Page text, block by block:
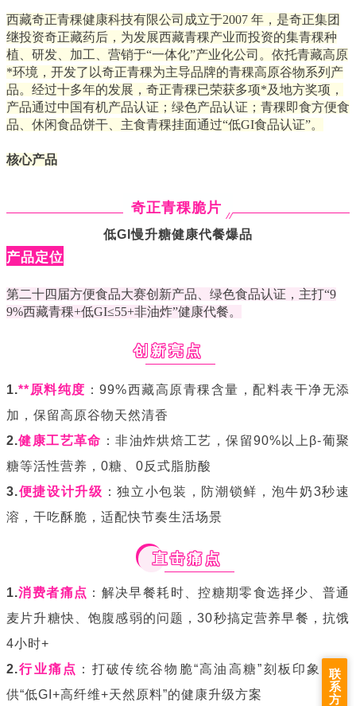
西藏奇正青稞健康科技有限公司成立于2007 年，是奇正集团
继投资奇正藏药后，为发展西藏青稞产业而投资的集青稞种
植、研发、加工、营销于“一体化”产业化公司。依托青藏高原
*环境，开发了以奇正青稞为主导品牌的青稞高原谷物系列产
品。经过十多年的发展，奇正青稞已荣获多项*及地方奖项，
产品通过中国有机产品认证；绿色产品认证；青稞即食方便食
品、休闲食品饼干、主食青稞挂面通过“低GI食品认证”。
核心产品
奇正青稞脆片
低GI慢升糖健康代餐爆品
产品定位
第二十四届方便食品大赛创新产品、绿色食品认证，主打“9
9%西藏青稞+低GI≤55+非油炸”健康代餐。
创新亮点
1.**原料纯度 ：99%西藏高原青稞含量，配料表干净无添
加，保留高原谷物天然清香
2.健康工艺革命 ：非油炸烘焙工艺，保留90%以上β-葡聚
糖等活性营养，0糖、0反式脂肪酸
3.便捷设计升级 ：独立小包装，防潮锁鲜，泡牛奶3秒速
溶，干吃酥脆，适配快节奏生活场景
直击痛点
1.消费者痛点 ：解决早餐耗时、控糖期零食选择少、普通
麦片升糖快、饱腹感弱的问题，30秒搞定营养早餐，抗饿
4小时+
2.行业痛点 ：打破传统谷物脆“高油高糖”刻板印象，提
供“低GI+高纤维+天然原料”的健康升级方案
联
系
方